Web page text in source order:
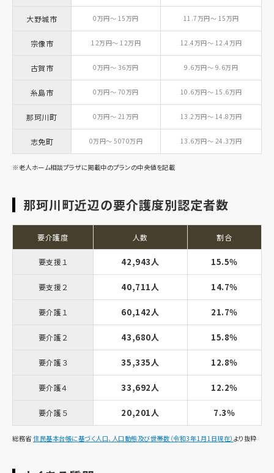
大野城市 0万円～ 15万円 11.7万円～ 15万円
宗像市 12万円～ 12万円 12.4万円～ 12.4万円
古賀市 0万円～ 36万円 9.6万円～ 9.6万円
糸島市 0万円～ 70万円 10.6万円～ 15.6万円
那珂川町 0万円～ 21万円 13.2万円～ 14.8万円
志免町 0万円～ 5070万円 13.6万円～ 24.3万円
※老人ホーム相談プラザに掲載中のプランの中央値を記載
那珂川町近辺の要介護度別認定者数
要介護度 人数 割合
要支援１ 42,943人 15.5％
要支援２ 40,711人 14.7％
要介護１ 60,142人 21.7％
要介護２ 43,680人 15.8％
要介護３ 35,335人 12.8％
要介護４ 33,692人 12.2％
要介護５ 20,201人 7.3％
総務省住民基本台帳に基づく人口、人口動態及び世帯数（令和3年1月1日現在） より抜粋